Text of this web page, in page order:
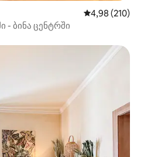
საშუალო
4,98 (210)
- ბინა ცენტრში
ვარიანტი